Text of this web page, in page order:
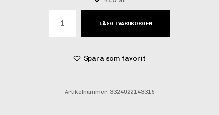
LÄGG I VARUKORGEN
Spara som favorit
Artikelnummer: 3324922143315